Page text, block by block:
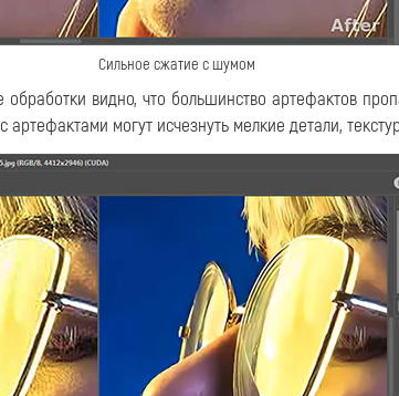
Сильное сжатие с шумом
обработки видно, что большинство артефактов
артефактами могут исчезнуть мелкие детали,